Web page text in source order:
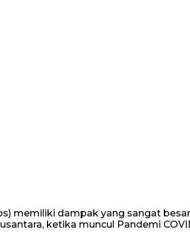
memiliki dampak yang sangat
ketika muncul Pandemi